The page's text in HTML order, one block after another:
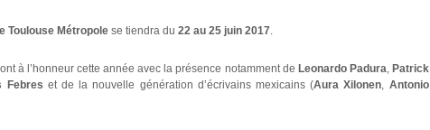
Toulouse Métropole se tiendra du 22 au 25 juin 2017.
à l’honneur cette année avec la présence notamment de Leonardo Padura, Patrick
Febres et de la nouvelle génération d’écrivains mexicains (Aura Xilonen, Antonio